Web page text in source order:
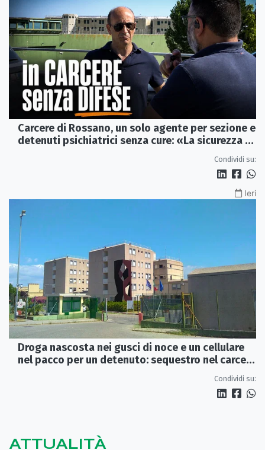
Carcere di Rossano, un solo agente per sezione e
detenuti psichiatrici senza cure: «La sicurezza è
Condividi su:
Ieri
Droga nascosta nei gusci di noce e un cellulare
nel pacco per un detenuto: sequestro nel carcere
Condividi su:
ATTUALITÀ